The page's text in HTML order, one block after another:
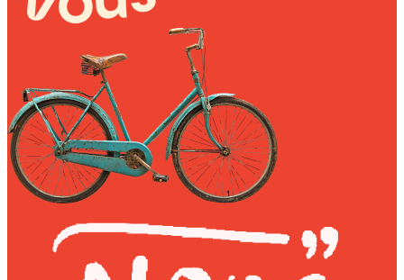
Sunniva
The Sock Trader
The Kreol Republic
The Little Big People